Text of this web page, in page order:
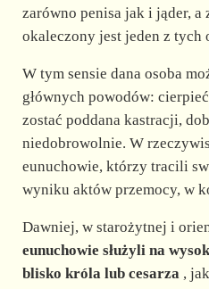
zarówno penisa jak i jąder, a
okaleczony jest jeden z tych
W tym sensie dana osoba
głównych powodów:
zostać poddana kastracji,
niedobrowolnie. W
eunuchowie, którzy tracili
wyniku aktów przemocy, w
Dawniej, w starożytnej i
eunuchowie służyli na
blisko króla lub cesarza,